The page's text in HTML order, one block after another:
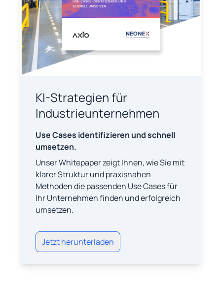
KI-Strategien für
Industrieunternehmen
Use Cases identifizieren und schnell
umsetzen.
Unser Whitepaper zeigt Ihnen, wie Sie mit
klarer Struktur und praxisnahen
Methoden die passenden Use Cases für
Ihr Unternehmen finden und erfolgreich
umsetzen.
Jetzt herunterladen